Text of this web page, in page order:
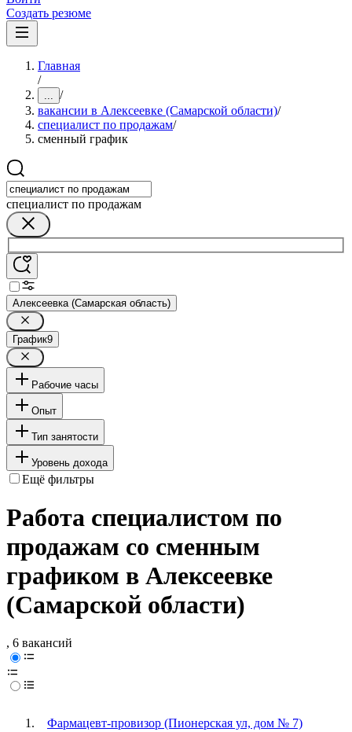
Создать резюме
Главная
/
... /
вакансии в Алексеевке (Самарской области)/
специалист по продажам/
сменный график
специалист по продажам
Алексеевка (Самарская область)
График9
Рабочие часы
Опыт
Тип занятости
Уровень дохода
Ещё фильтры
Работа специалистом по
продажам со сменным
графиком в Алексеевке
(Самарской области)
, 6 вакансий
Фармацевт-провизор (Пионерская ул, дом № 7)